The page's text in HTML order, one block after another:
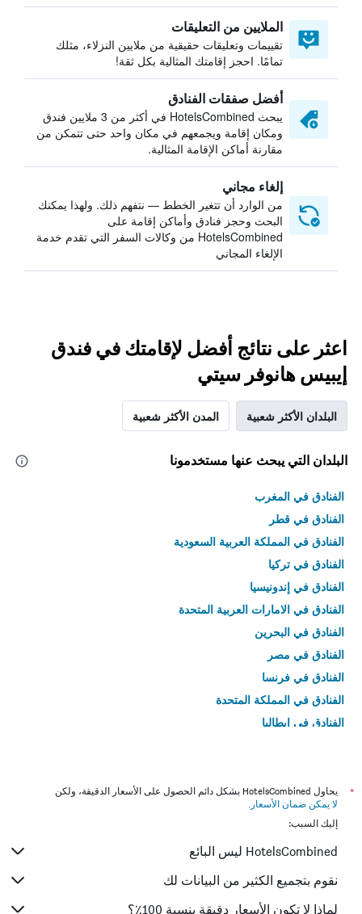
الملايين من التعليقات
تقييمات وتعليقات حقيقية من ملايين النزلاء، مثلك
تمامًا. احجز إقامتك المثالية بكل ثقة!
أفضل صفقات الفنادق
يبحث HotelsCombined في أكثر من 3 ملايين فندق
ومكان إقامة ويجمعهم في مكان واحد حتى تتمكن من
مقارنة أماكن الإقامة المثالية.
إلغاء مجاني
من الوارد أن تتغير الخطط — نتفهم ذلك. ولهذا يمكنك
البحث وحجز فنادق وأماكن إقامة على
HotelsCombined من وكالات السفر التي تقدم خدمة
الإلغاء المجاني
اعثر على نتائج أفضل لإقامتك في فندق
إيبيس هانوفر سيتي
البلدان الأكثر شعبية المدن الأكثر شعبية
البلدان التي يبحث عنها مستخدمونا
الفنادق في المغرب
الفنادق في قطر
الفنادق في المملكة العربية السعودية
الفنادق في تركيا
الفنادق في إندونيسيا
الفنادق في الامارات العربية المتحدة
الفنادق في البحرين
الفنادق في مصر
الفنادق في فرنسا
الفنادق في المملكة المتحدة
الفنادق في إيطاليا
*
يحاول HotelsCombined بشكل دائم الحصول على الأسعار الدقيقة، ولكن
لا يمكن ضمان الأسعار .
إليك السبب:
HotelsCombined ليس البائع
نقوم بتجميع الكثير من البيانات لك
لماذا لا تكون الأسعار دقيقة بنسبة 100٪؟